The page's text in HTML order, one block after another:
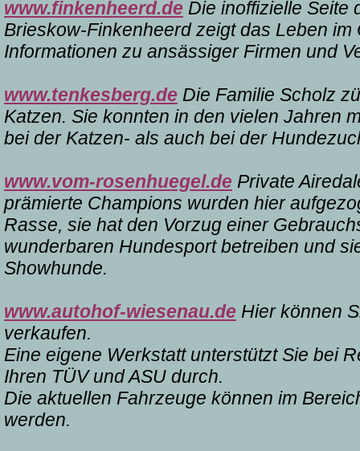
www.finkenheerd.de Die inoffizielle Seite
Brieskow-Finkenheerd zeigt das Leben im
Informationen zu ansässiger Firmen und
www.tenkesberg.de Die Familie Scholz
Katzen. Sie konnten in den vielen Jahren
bei der Katzen- als auch bei der
www.vom-rosenhuegel.de Private
prämierte Champions wurden hier
Rasse, sie hat den Vorzug einer
wunderbaren Hundesport betreiben und
Showhunde.
www.autohof-wiesenau.de Hier können
verkaufen.
Eine eigene Werkstatt unterstützt Sie bei
Ihren TÜV und ASU durch.
Die aktuellen Fahrzeuge können im
werden.